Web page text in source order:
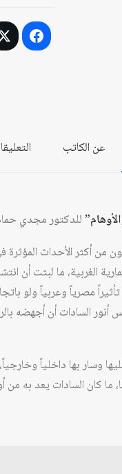
صراع
الأساطير
عن الكاتب
للدكتور مجدي
من أكثر الأحداث
ما لبثت أن
تأثيراً مصرياً وعربياً
السادات أن أجهضه
وسار بها داخلياً
كان السادات يعد به من